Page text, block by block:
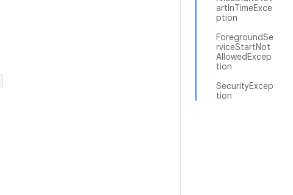
artInTimeExce
ption
ForegroundSe
rviceStartNot
AllowedExcep
tion
SecurityExcep
tion